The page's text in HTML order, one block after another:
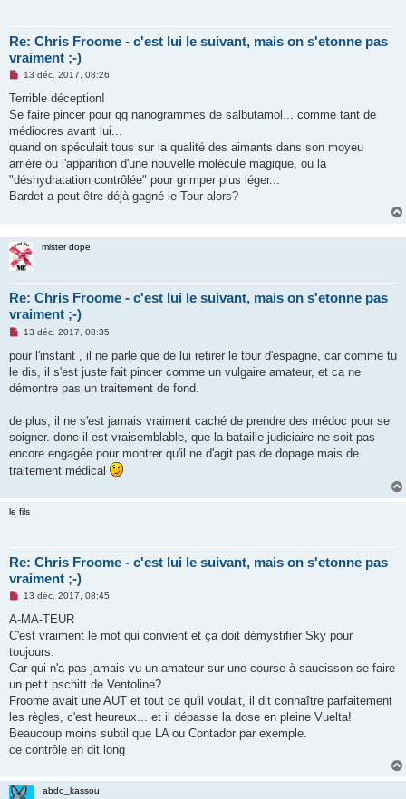
Re: Chris Froome - c'est lui le suivant, mais on s'etonne pas
vraiment ;-)
M
s
a
g
n
o
l
u
13 déc. 2017, 08:26
Terrible déception!
Se faire pincer pour qq nanogrammes de salbutamol... comme tant de
médiocres avant lui...
quand on spéculait tous sur la qualité des aimants dans son moyeu
arrière ou l'apparition d'une nouvelle molécule magique, ou la
"déshydratation contrôlée" pour grimper plus léger...
Bardet a peut-être déjà gagné le Tour alors?
mister dope
Re: Chris Froome - c'est lui le suivant, mais on s'etonne pas
vraiment ;-)
M
s
a
g
o
l
u
13 déc. 2017, 08:35
pour l'instant , il ne parle que de lui retirer le tour d'espagne, car comme tu
le dis, il s'est juste fait pincer comme un vulgaire amateur, et ca ne
démontre pas un traitement de fond.
de plus, il ne s'est jamais vraiment caché de prendre des médoc pour se
soigner. donc il est vraisemblable, que la bataille judiciaire ne soit pas
encore engagée pour montrer qu'il ne d'agit pas de dopage mais de
traitement médical
le fils
Re: Chris Froome - c'est lui le suivant, mais on s'etonne pas
vraiment ;-)
M
s
a
g
e
n
o
l
u
13 déc. 2017, 08:45
A-MA-TEUR
C'est vraiment le mot qui convient et ça doit démystifier Sky pour
toujours.
Car qui n'a pas jamais vu un amateur sur une course à saucisson se faire
un petit pschitt de Ventoline?
Froome avait une AUT et tout ce qu'il voulait, il dit connaître parfaitement
les règles, c'est heureux... et il dépasse la dose en pleine Vuelta!
Beaucoup moins subtil que LA ou Contador par exemple.
ce contrôle en dit long
abdo_kassou